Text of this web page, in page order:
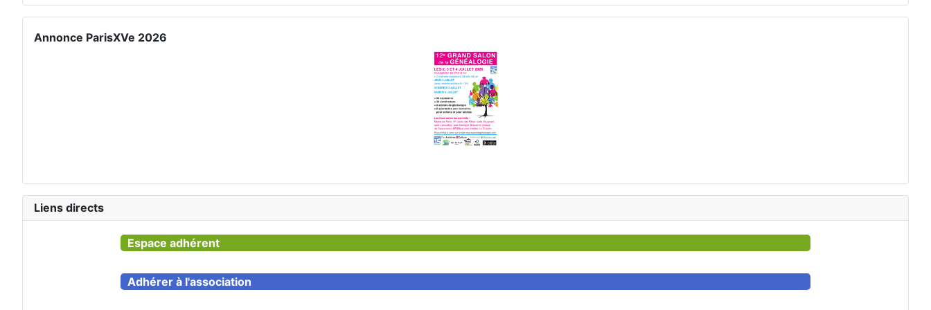
Annonce ParisXVe 2026
Liens directs
Espace adhérent
Adhérer à l'association